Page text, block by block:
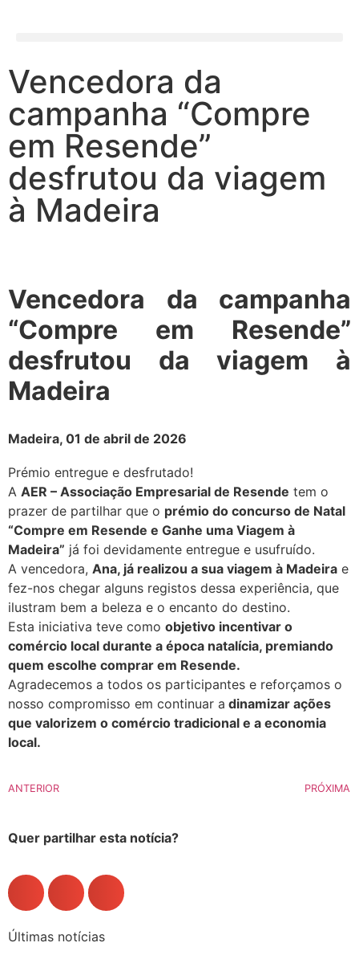
Vencedora da
campanha “Compre
em Resende”
desfrutou da viagem
à Madeira
Vencedora da campanha
“Compre em Resende”
desfrutou da viagem à
Madeira
Madeira, 01 de abril de 2026
Prémio entregue e desfrutado!
A AER – Associação Empresarial de Resende tem o
prazer de partilhar que o prémio do concurso de Natal
“Compre em Resende e Ganhe uma Viagem à
Madeira” já foi devidamente entregue e usufruído.
A vencedora, Ana, já realizou a sua viagem à Madeira e
fez-nos chegar alguns registos dessa experiência, que
ilustram bem a beleza e o encanto do destino.
Esta iniciativa teve como objetivo incentivar o
comércio local durante a época natalícia, premiando
quem escolhe comprar em Resende.
Agradecemos a todos os participantes e reforçamos o
nosso compromisso em continuar a dinamizar ações
que valorizem o comércio tradicional e a economia
local.
ANTERIOR PRÓXIMA
Quer partilhar esta notícia?
Últimas notícias